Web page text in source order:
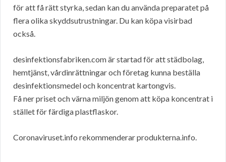
för att få rätt styrka, sedan kan du använda preparatet på
flera olika skyddsutrustningar. Du kan köpa visirbad
också.
desinfektionsfabriken.com är startad för att städbolag,
hemtjänst, vårdinrättningar och företag kunna beställa
desinfektionsmedel och koncentrat kartongvis.
Få ner priset och värna miljön genom att köpa koncentrat i
stället för färdiga plastflaskor.
Coronaviruset.info rekommenderar produkterna.info.